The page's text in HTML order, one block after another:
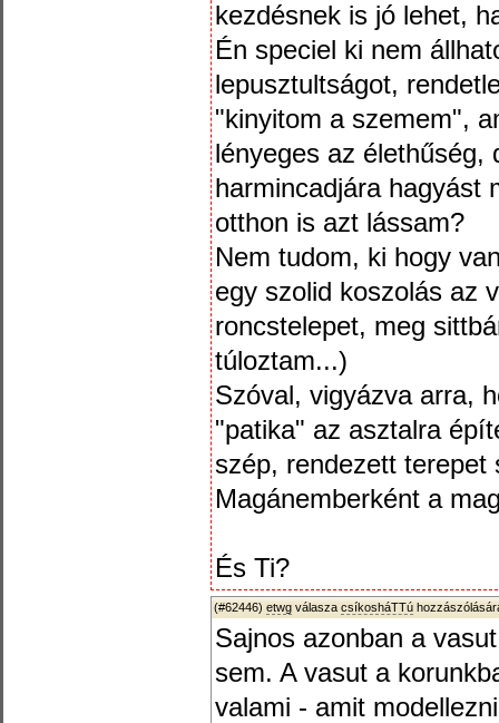
kezdésnek is jó lehet,
Én speciel ki nem
lepusztultságot,
"kinyitom a szemem",
lényeges az élethűség,
harmincadjára hagyást
otthon is azt lássam?
Nem tudom, ki hogy
egy szolid koszolás az
roncstelepet, meg
túloztam...)
Szóval, vigyázva arra,
"patika" az asztalra
szép, rendezett terepet
Magánemberként a
És Ti?
(#62446) etwg válasza csíkosháTTú
Sajnos azonban a
sem. A vasut a
valami - amit